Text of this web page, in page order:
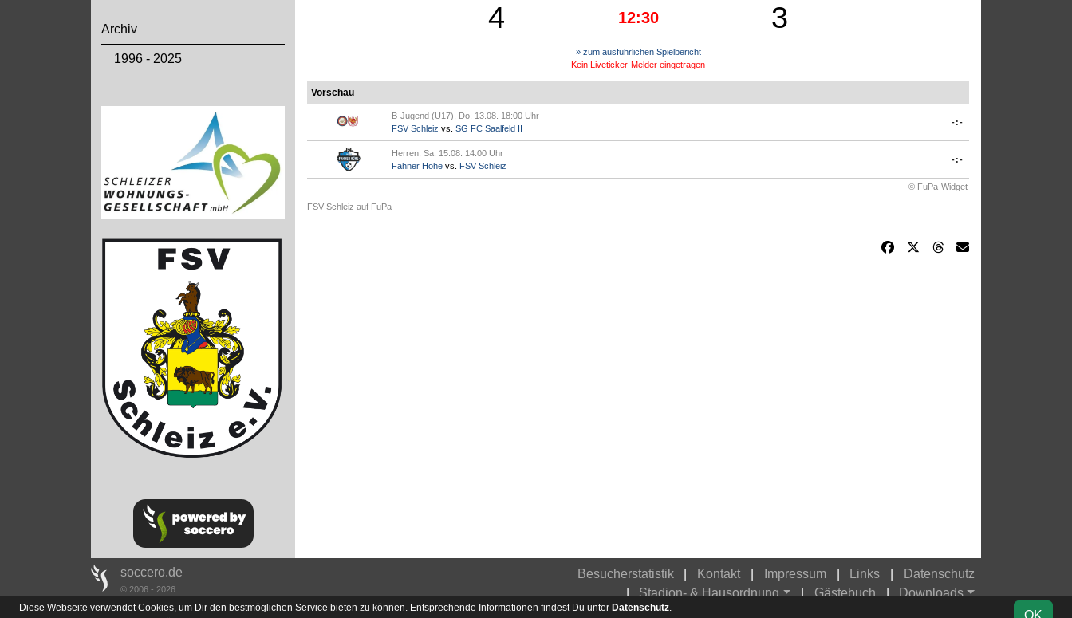
Archiv
1996 - 2025
4 12:30 3
» zum ausführlichen Spielbericht
Kein Liveticker-Melder eingetragen
Vorschau
B-Jugend (U17), Do. 13.08. 18:00 Uhr
FSV Schleiz vs. SG FC Saalfeld II
-:-
Herren, Sa. 15.08. 14:00 Uhr
Fahner Höhe vs. FSV Schleiz
-:-
© FuPa-Widget
FSV Schleiz auf FuPa
soccero.de
© 2006 - 2026
Besucherstatistik Kontakt Impressum Links
Datenschutz
Stadion- & Hausordnung
Gästebuch
Downloads
OK
Diese Webseite verwendet Cookies, um Dir den bestmöglichen Service bieten zu können. Entsprechende Informationen findest Du unter Datenschutz.